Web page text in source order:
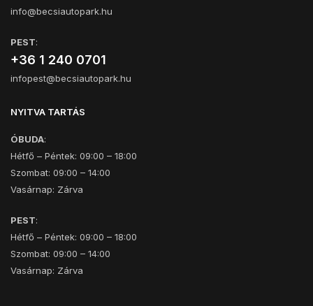
info@becsiautopark.hu
PEST:
+36 1 240 0701
infopest@becsiautopark.hu
NYITVA TARTÁS
ÓBUDA:
Hétfő – Péntek: 09:00 – 18:00
Szombat: 09:00 – 14:00
Vasárnap: Zárva
PEST:
Hétfő – Péntek: 09:00 – 18:00
Szombat: 09:00 – 14:00
Vasárnap: Zárva